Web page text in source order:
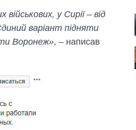
у Сирії – від
варіант підняти
Воронеж», – написав